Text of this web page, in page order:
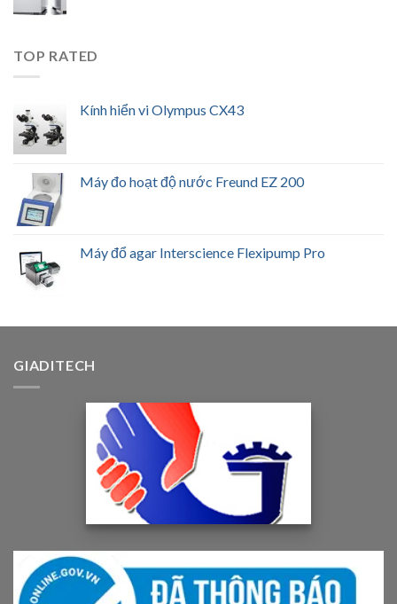
TOP RATED
Kính hiển vi Olympus CX43
Máy đo hoạt độ nước Freund EZ 200
Máy đổ agar Interscience Flexipump Pro
GIADITECH